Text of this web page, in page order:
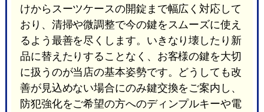
けからスーツケースの開錠まで幅広く対応して
おり、清掃や微調整で今の鍵をスムーズに使え
るよう最善を尽くします。いきなり壊したり新
品に替えたりすることなく、お客様の鍵を大切
に扱うのが当店の基本姿勢です。どうしても改
善が見込めない場合にのみ鍵交換をご案内し、
防犯強化をご希望の方へのディンプルキーや電